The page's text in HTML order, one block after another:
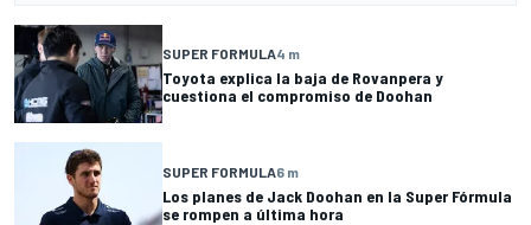
SUPER FORMULA4 m
Toyota explica la baja de Rovanpera y
cuestiona el compromiso de Doohan
SUPER FORMULA6 m
Los planes de Jack Doohan en la Super Fórmula
se rompen a última hora